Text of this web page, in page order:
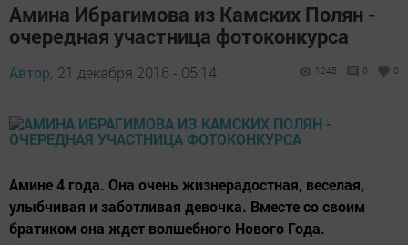
Амина Ибрагимова из Камских Полян -
очередная участница фотоконкурса
Автор, 21 декабря 2016 - 05:14 1245 0 0
Амине 4 года. Она очень жизнерадостная, веселая,
улыбчивая и заботливая девочка. Вместе со своим
братиком она ждет волшебного Нового Года.